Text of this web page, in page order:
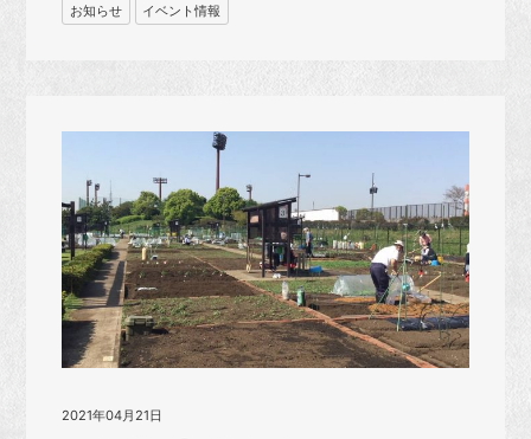
お知らせ イベント情報
2021年04月21日